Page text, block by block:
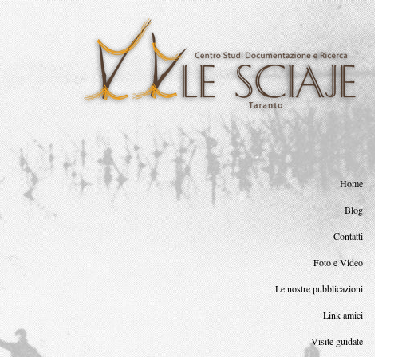
Home
Blog
Contatti
Foto e Video
Le nostre pubblicazioni
Link amici
Visite guidate